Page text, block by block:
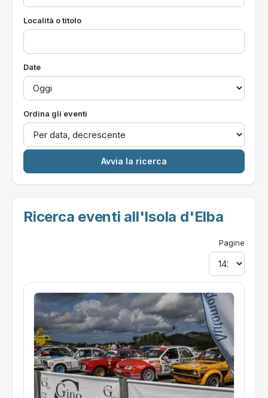
Località o titolo
Date
Ordina gli eventi
Ricerca eventi all'Isola d'Elba
Pagine